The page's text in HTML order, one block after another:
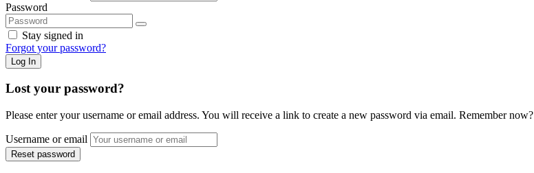
Password
Stay signed in
Forgot your password?
Log In
Lost your password?
Please enter your username or email address. You will receive a link to create a new password via email. Remember now?
Username or email
Reset password